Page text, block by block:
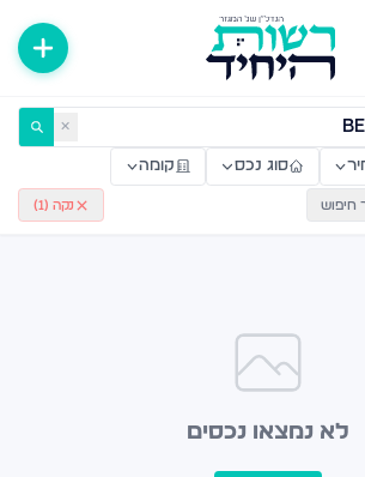
— רשות היחיד ✕
סוג נכס קומה
חיפוש נקה ( 1
)
לא נמצאו נכסים